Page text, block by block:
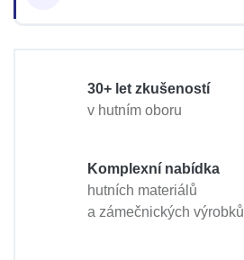
30+ let zkušeností
v hutním oboru
Komplexní nabídka
hutních materiálů
a zámečnických výrobků